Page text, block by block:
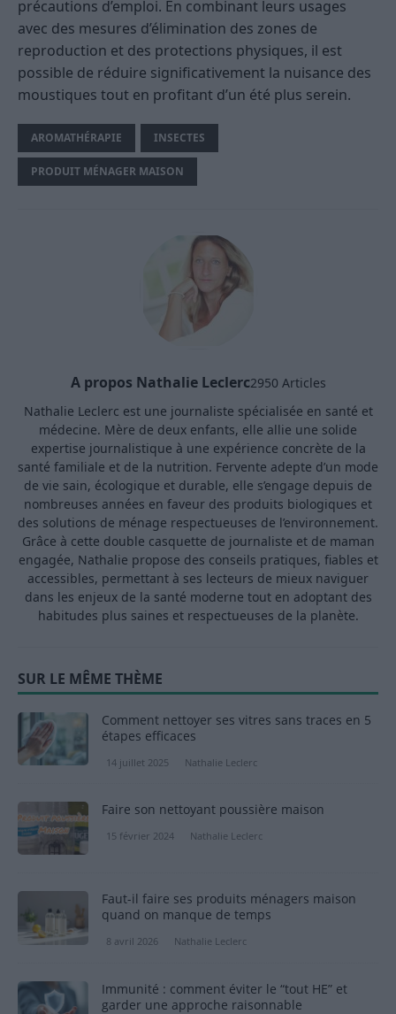
précautions d’emploi. En combinant leurs usages
avec des mesures d’élimination des zones de
reproduction et des protections physiques, il est
possible de réduire significativement la nuisance des
moustiques tout en profitant d’un été plus serein.
AROMATHÉRAPIE INSECTES
PRODUIT MÉNAGER MAISON
A propos Nathalie Leclerc2950 Articles
Nathalie Leclerc est une journaliste spécialisée en santé et
médecine. Mère de deux enfants, elle allie une solide
expertise journalistique à une expérience concrète de la
santé familiale et de la nutrition. Fervente adepte d’un mode
de vie sain, écologique et durable, elle s’engage depuis de
nombreuses années en faveur des produits biologiques et
des solutions de ménage respectueuses de l’environnement.
Grâce à cette double casquette de journaliste et de maman
engagée, Nathalie propose des conseils pratiques, fiables et
accessibles, permettant à ses lecteurs de mieux naviguer
dans les enjeux de la santé moderne tout en adoptant des
habitudes plus saines et respectueuses de la planète.
SUR LE MÊME THÈME
Comment nettoyer ses vitres sans traces en 5
étapes efficaces
14 juillet 2025 Nathalie Leclerc
Faire son nettoyant poussière maison
15 février 2024 Nathalie Leclerc
Faut-il faire ses produits ménagers maison
quand on manque de temps
8 avril 2026 Nathalie Leclerc
Immunité : comment éviter le “tout HE” et
garder une approche raisonnable